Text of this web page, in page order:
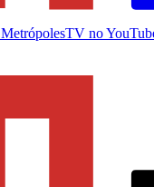
MetrópolesTV no